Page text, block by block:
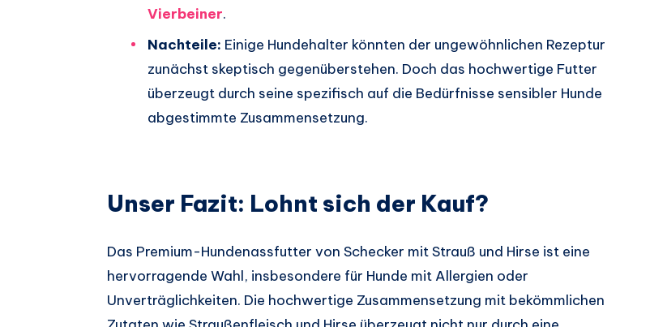
Vierbeiner.
Nachteile: Einige Hundehalter könnten der ungewöhnlichen Rezeptur
zunächst skeptisch gegenüberstehen. Doch das hochwertige Futter
überzeugt durch seine spezifisch auf die Bedürfnisse sensibler Hunde
abgestimmte Zusammensetzung.
Unser Fazit: Lohnt sich der Kauf?
Das Premium-Hundenassfutter von Schecker mit Strauß und Hirse ist eine
hervorragende Wahl, insbesondere für Hunde mit Allergien oder
Unverträglichkeiten. Die hochwertige Zusammensetzung mit bekömmlichen